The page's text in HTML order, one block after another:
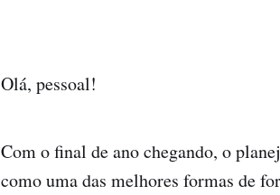
Olá, pessoal!
Com o final de ano chegando, o
como uma das melhores formas de